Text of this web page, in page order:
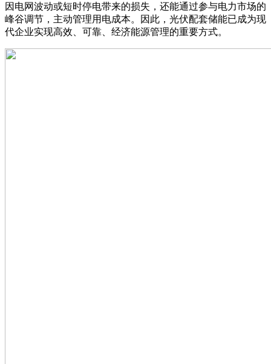
因电网波动或短时停电带来的损失，还能通过参与电力市场的
峰谷调节，主动管理用电成本。因此，光伏配套储能已成为现
代企业实现高效、可靠、经济能源管理的重要方式。